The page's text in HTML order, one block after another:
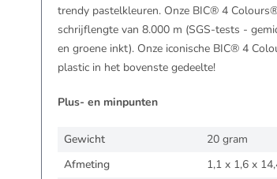
trendy pastelkleuren. Onze BIC® 4
schrijflengte van 8.000 m (SGS-tests -
en groene inkt). Onze iconische BIC® 4
plastic in het bovenste gedeelte!
Plus- en minpunten
Gewicht
20 gram
Afmeting
1,1 x 1,6 x